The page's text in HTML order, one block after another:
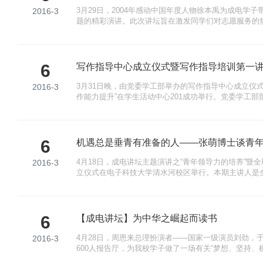
2016-3
3月29日，2004年感动中国年度人物徐本禹为成电学子
题的精彩演讲。此次讲坛旨在激发同学们对志愿服务的
6
2016-3
写作指导中心成立仪式暨写作指导培训第一
3月31日晚，由党委学工部举办的写作指导中心成立仪
作能力提升”在学生活动中心201成功举行。党委学工部
6
2016-3
机遇总是垂青有准备的人——张萌博士谈青
4月18日，成电讲坛主题演讲之“青年领导力的培养”暨
立仪式在电子科技大学清水河校区举行。本期主讲人
电
6
2016-3
【成电讲坛】为中华之崛起而读书
4月28日，周恩来总理扮演者——国家一级演员刘劲，
600人报告厅，为我校学子做了一场有关“梦想、坚持、